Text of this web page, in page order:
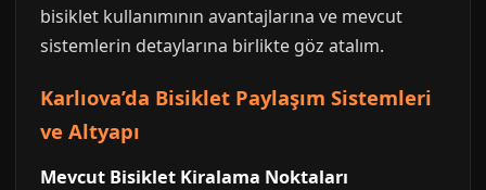
bisiklet kullanımının avantajlarına ve mevcut
sistemlerin detaylarına birlikte göz atalım.
Karlıova’da Bisiklet Paylaşım Sistemleri
ve Altyapı
Mevcut Bisiklet Kiralama Noktaları